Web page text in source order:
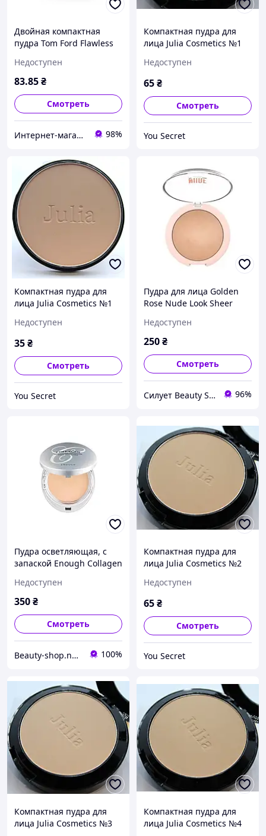
Двойная компактная
пудра Tom Ford Flawless
30 ) | 181
Недоступен
83.85₴
Смотреть
Интернет-магазин "Optparfum" 98%
Компактная пудра для
лица Julia Cosmetics №1
Недоступен
65₴
Смотреть
You Secret
Компактная пудра для
лица Julia Cosmetics №1
Недоступен
35₴
Смотреть
You Secret
Пудра для лица Golden
Rose Nude Look Sheer
Недоступен
250₴
Смотреть
Силует Beauty Shop 96%
Пудра осветляющая, с
запаской Enough Collagen
Way Cake
Недоступен
350₴
Смотреть
Beauty-shop.net.ua интернет-магазин корейской косметики 100%
Компактная пудра для
лица Julia Cosmetics №2
Недоступен
65₴
Смотреть
You Secret
Компактная пудра для
лица Julia Cosmetics №3
Компактная пудра для
лица Julia Cosmetics №4